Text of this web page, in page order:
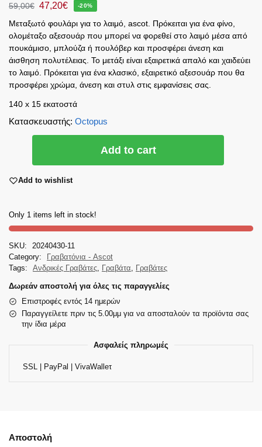
59,00€ 47,20€ -20%
Μεταξωτό φουλάρι για το λαιμό, ascot. Πρόκειται για ένα φίνο,
ολομέταξο αξεσουάρ που μπορεί να φορεθεί στο λαιμό μέσα από
πουκάμισο, μπλούζα ή πουλόβερ και προσφέρει άνεση και
άισθηση πολυτέλειας. Το μετάξι είναι εξαιρετικά απαλό και χαιδεύει
το λαιμό. Πρόκειται για ένα κλασικό, εξαιρετικό αξεσουάρ που θα
προσφέρει χρώμα, άνεση και στυλ στις εμφανίσεις σας.
140 x 15 εκατοστά
Κατασκευαστής: Octopus
Add to cart
Add to wishlist
Only 1 items left in stock!
SKU:
20240430-11
Category:
Γραβατόνια - Ascot
Tags:
Ανδρικές Γραβάτες Γραβάτα Γραβάτες
Δωρεάν αποστολή για όλες τις παραγγελίες
Επιστροφές εντός 14 ημερών
Παραγγείλετε πριν τις 5.00μμ για να αποσταλούν τα προϊόντα σας
την ίδια μέρα
Ασφαλείς πληρωμές
SSL | PayPal | VivaWalleτ
Αποστολή